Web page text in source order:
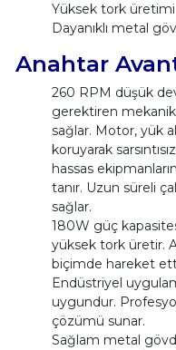
Yüksek tork üretimi
Dayanıklı metal
Anahtar
260 RPM düşük
gerektiren
sağlar. Motor, yük
koruyarak
hassas
tanır. Uzun süreli
sağlar.
180W güç
yüksek tork üretir.
biçimde hareket
Endüstriyel
uygundur.
çözümü sunar.
Sağlam metal